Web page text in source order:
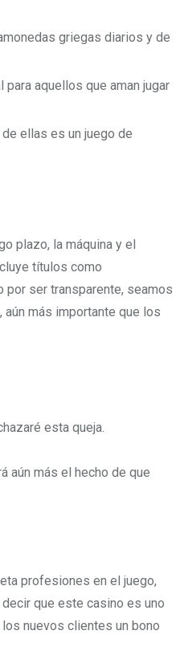
griegas diarios y de
aquellos que aman jugar
ellas es un juego de
plazo, la máquina y el
títulos como
por ser transparente, seamos
más importante que los
esta queja.
aún más el hecho de que
profesiones en el juego,
que este casino es uno
nuevos clientes un bono